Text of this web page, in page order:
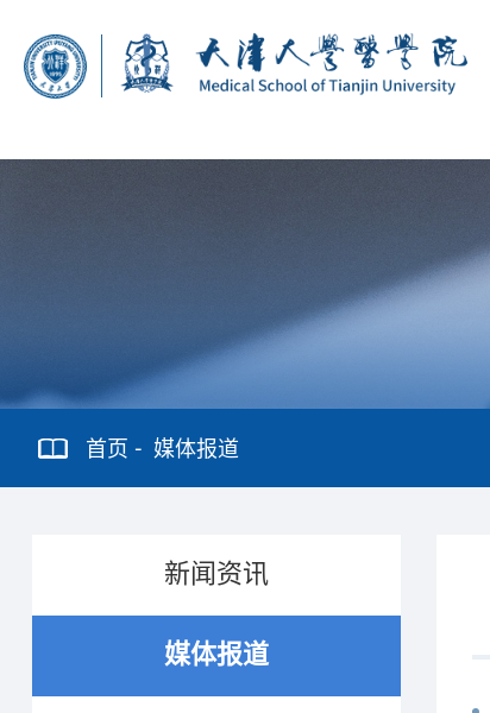
首页 媒体报道
新闻资讯
媒体报道